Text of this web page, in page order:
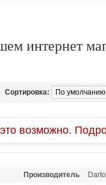
интернет
Сортировка:
возможно.
Производитель